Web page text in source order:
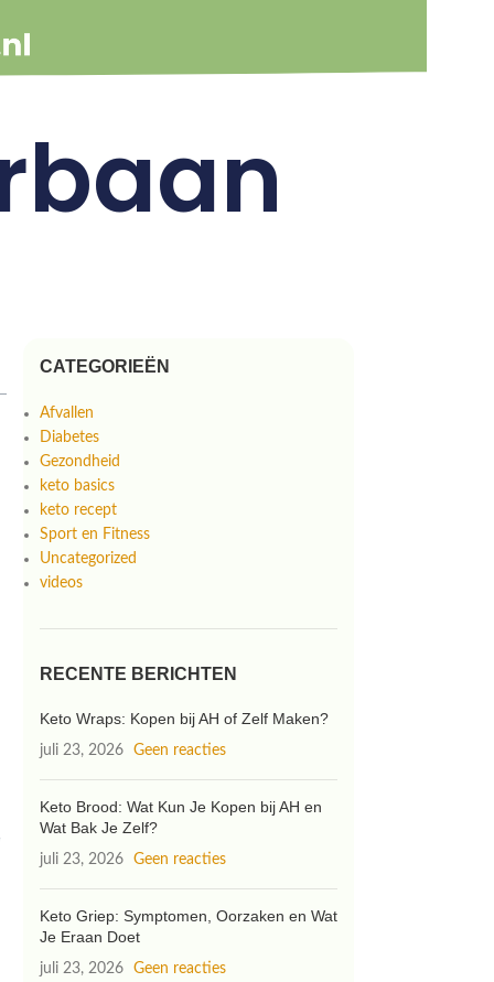
CATEGORIEËN
Afvallen
Diabetes
Gezondheid
keto basics
keto recept
Sport en Fitness
Uncategorized
videos
RECENTE BERICHTEN
Keto Wraps: Kopen bij AH of Zelf Maken?
juli 23, 2026 Geen reacties
Keto Brood: Wat Kun Je Kopen bij AH en
Wat Bak Je Zelf?
juli 23, 2026 Geen reacties
Keto Griep: Symptomen, Oorzaken en Wat
Je Eraan Doet
juli 23, 2026 Geen reacties